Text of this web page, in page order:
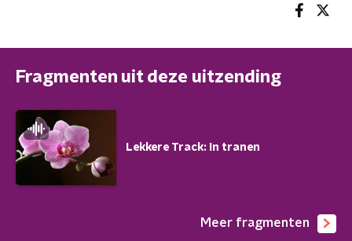
Fragmenten uit deze uitzending
Lekkere Track: In tranen
Meer fragmenten